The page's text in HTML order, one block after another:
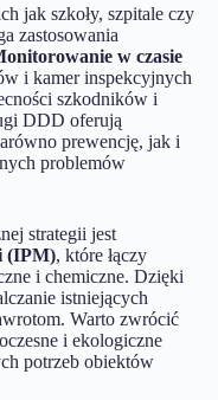
jak szkoły, szpitale czy
zastosowania
w czasie
i kamer inspekcyjnych
szkodników i
DDD oferują
prewencję, jak i
problemów
strategii jest
(IPM), które łączy
i chemiczne. Dzięki
istniejących
Warto zwrócić
i ekologiczne
potrzeb obiektów